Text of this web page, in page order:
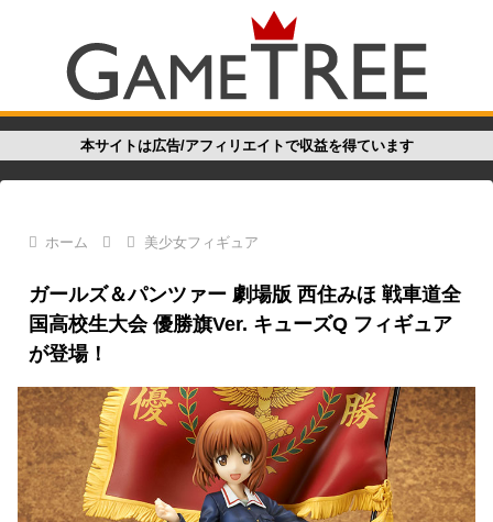
本サイトは広告/アフィリエイトで収益を得ています
ホーム 美少女フィギュア
ガールズ＆パンツァー 劇場版 西住みほ 戦車道全
国高校生大会 優勝旗Ver. キューズQ フィギュア
が登場！